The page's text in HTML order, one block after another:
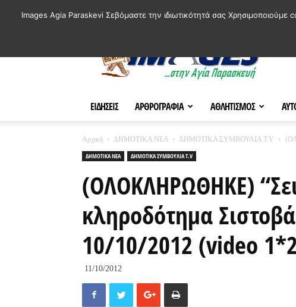
ΕΙΔΗΣΕΙΣ ΑΡΘΡΟΓΡΑΦΙΑ ΑΘΛΗΤΙΣΜΟΣ
Αρχική ΔΗΜΟΤΙΚΑ ΝΕΑ ΔΗΜΟΤΙΚΑ ΣΥΜΒΟΥΛΙΑ T.V
ΔΗΜΟΤΙΚΑ ΝΕΑ
ΔΗΜΟΤΙΚΑ ΣΥΜΒΟΥΛΙΑ T.V
(ΟΛΟΚΛΗΡΩΘΗΚΕ)
κληροδότημα
10/10/2012 (video
11/10/2012
Images Agia Paraskevi Σεβόμαστε την ιδιωτικότητά σας